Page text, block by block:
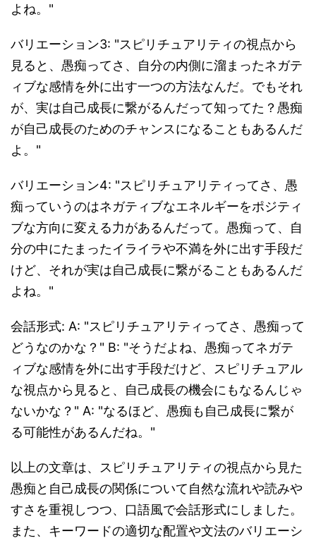
よね。"
バリエーション3: "スピリチュアリティの視点から
見ると、愚痴ってさ、自分の内側に溜まったネガテ
ィブな感情を外に出す一つの方法なんだ。でもそれ
が、実は自己成長に繋がるんだって知ってた？愚痴
が自己成長のためのチャンスになることもあるんだ
よ。"
バリエーション4: "スピリチュアリティってさ、愚
痴っていうのはネガティブなエネルギーをポジティ
ブな方向に変える力があるんだって。愚痴って、自
分の中にたまったイライラや不満を外に出す手段だ
けど、それが実は自己成長に繋がることもあるんだ
よね。"
会話形式: A: "スピリチュアリティってさ、愚痴って
どうなのかな？" B: "そうだよね、愚痴ってネガテ
ィブな感情を外に出す手段だけど、スピリチュアル
な視点から見ると、自己成長の機会にもなるんじゃ
ないかな？" A: "なるほど、愚痴も自己成長に繋が
る可能性があるんだね。"
以上の文章は、スピリチュアリティの視点から見た
愚痴と自己成長の関係について自然な流れや読みや
すさを重視しつつ、口語風で会話形式にしました。
また、キーワードの適切な配置や文法のバリエーシ